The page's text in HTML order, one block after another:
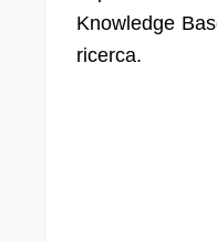
Knowledge
ricerca.